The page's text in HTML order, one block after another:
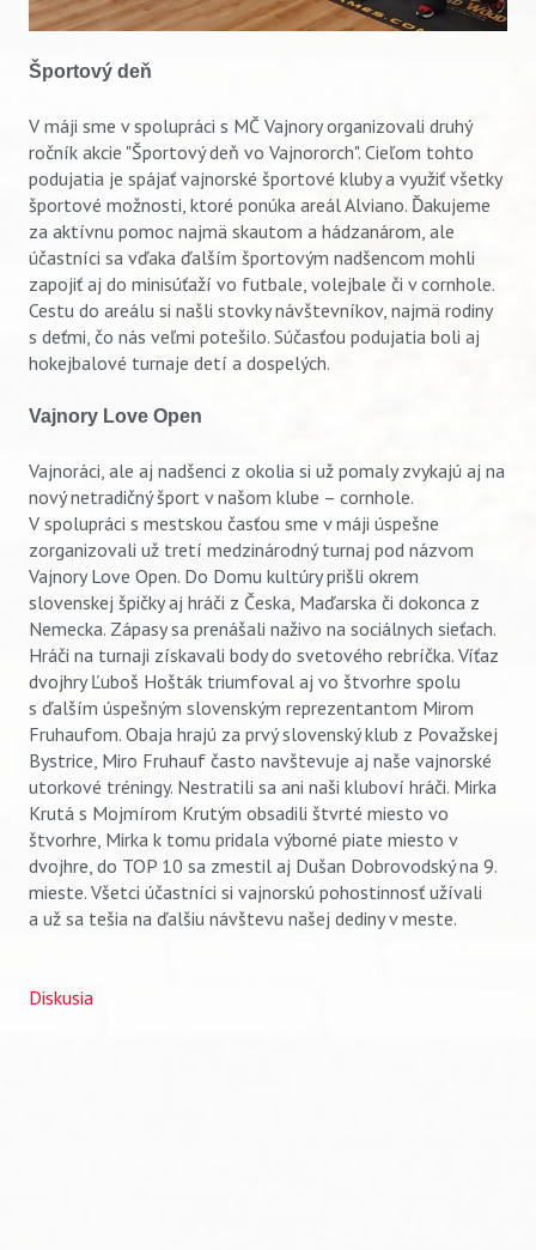
Vyhľadávanie
Športový deň
V máji sme v spolupráci s MČ Vajnory organizovali druhý
ročník akcie "Športový deň vo Vajnororch". Cieľom tohto
podujatia je spájať vajnorské športové kluby a využiť všetky
športové možnosti, ktoré ponúka areál Alviano. Ďakujeme
za aktívnu pomoc najmä skautom a hádzanárom, ale
účastníci sa vďaka ďalším športovým nadšencom mohli
zapojiť aj do minisúťaží vo futbale, volejbale či v cornhole.
Cestu do areálu si našli stovky návštevníkov, najmä rodiny
s deťmi, čo nás veľmi potešilo. Súčasťou podujatia boli aj
hokejbalové turnaje detí a dospelých.
Vajnory Love Open
Vajnoráci, ale aj nadšenci z okolia si už pomaly zvykajú aj na
nový netradičný šport v našom klube – cornhole.
V spolupráci s mestskou časťou sme v máji úspešne
zorganizovali už tretí medzinárodný turnaj pod názvom
Vajnory Love Open. Do Domu kultúry prišli okrem
slovenskej špičky aj hráči z Česka, Maďarska či dokonca z
Nemecka. Zápasy sa prenášali naživo na sociálnych sieťach.
Hráči na turnaji získavali body do svetového rebríčka. Víťaz
dvojhry Ľuboš Hošták triumfoval aj vo štvorhre spolu
s ďalším úspešným slovenským reprezentantom Mirom
Fruhaufom. Obaja hrajú za prvý slovenský klub z Považskej
Bystrice, Miro Fruhauf často navštevuje aj naše vajnorské
utorkové tréningy. Nestratili sa ani naši kluboví hráči. Mirka
Krutá s Mojmírom Krutým obsadili štvrté miesto vo
štvorhre, Mirka k tomu pridala výborné piate miesto v
dvojhre, do TOP 10 sa zmestil aj Dušan Dobrovodský na 9.
mieste. Všetci účastníci si vajnorskú pohostinnosť užívali
a už sa tešia na ďalšiu návštevu našej dediny v meste.
Diskusia